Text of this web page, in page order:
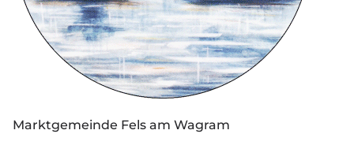
Marktgemeinde Fels am Wagram